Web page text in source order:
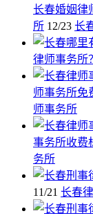
长春婚姻律
所 12/23 长
律师事务所
师事务所免
师事务所
事务所收费
务所
11/21 长春